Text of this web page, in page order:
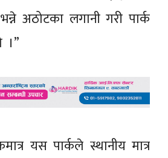
अठोटका लगानी गरी पार्क
।”
यस पार्कले स्थानीय मात्र